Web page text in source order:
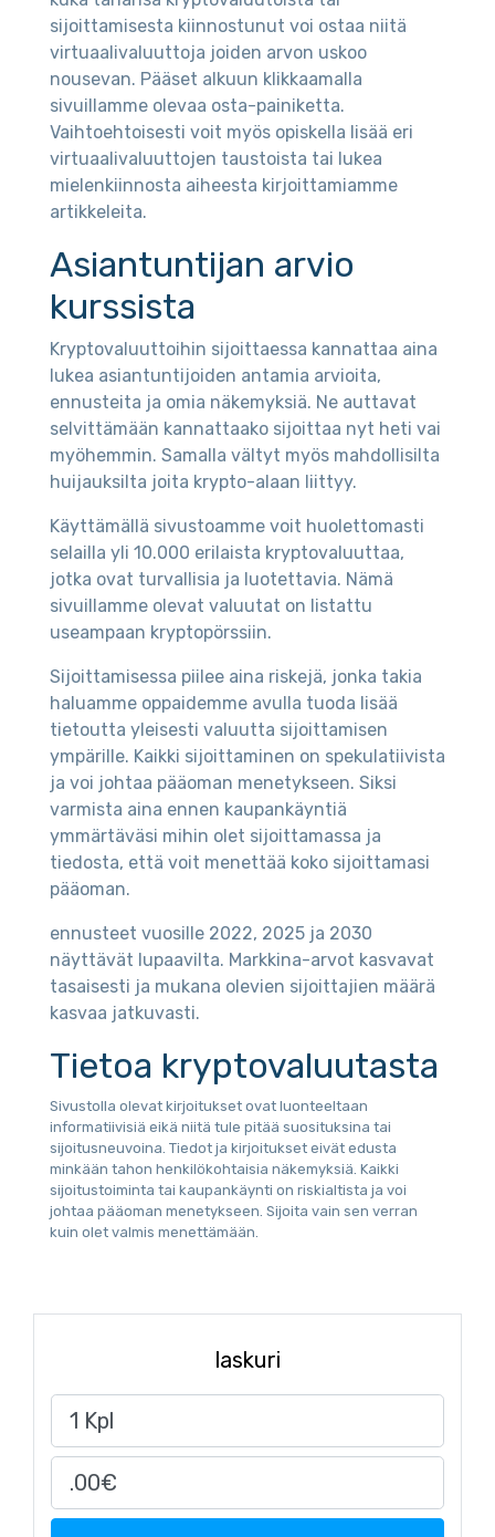
sijoittamisesta kiinnostunut voi ostaa niitä
virtuaalivaluuttoja joiden arvon uskoo
nousevan. Pääset alkuun klikkaamalla
sivuillamme olevaa osta-painiketta.
Vaihtoehtoisesti voit myös opiskella lisää eri
virtuaalivaluuttojen taustoista tai lukea
mielenkiinnosta aiheesta kirjoittamiamme
artikkeleita.
Asiantuntijan arvio
kurssista
Kryptovaluuttoihin sijoittaessa kannattaa aina
lukea asiantuntijoiden antamia arvioita,
ennusteita ja omia näkemyksiä. Ne auttavat
selvittämään kannattaako sijoittaa nyt heti vai
myöhemmin. Samalla vältyt myös mahdollisilta
huijauksilta joita krypto-alaan liittyy.
Käyttämällä sivustoamme voit huolettomasti
selailla yli 10.000 erilaista kryptovaluuttaa,
jotka ovat turvallisia ja luotettavia. Nämä
sivuillamme olevat valuutat on listattu
useampaan kryptopörssiin.
Sijoittamisessa piilee aina riskejä, jonka takia
haluamme oppaidemme avulla tuoda lisää
tietoutta yleisesti valuutta sijoittamisen
ympärille. Kaikki sijoittaminen on spekulatiivista
ja voi johtaa pääoman menetykseen. Siksi
varmista aina ennen kaupankäyntiä
ymmärtäväsi mihin olet sijoittamassa ja
tiedosta, että voit menettää koko sijoittamasi
pääoman.
ennusteet vuosille 2022, 2025 ja 2030
näyttävät lupaavilta. Markkina-arvot kasvavat
tasaisesti ja mukana olevien sijoittajien määrä
kasvaa jatkuvasti.
Tietoa kryptovaluutasta
Sivustolla olevat kirjoitukset ovat luonteeltaan
informatiivisiä eikä niitä tule pitää suosituksina tai
sijoitusneuvoina. Tiedot ja kirjoitukset eivät edusta
minkään tahon henkilökohtaisia näkemyksiä. Kaikki
sijoitustoiminta tai kaupankäynti on riskialtista ja voi
johtaa pääoman menetykseen. Sijoita vain sen verran
kuin olet valmis menettämään.
laskuri